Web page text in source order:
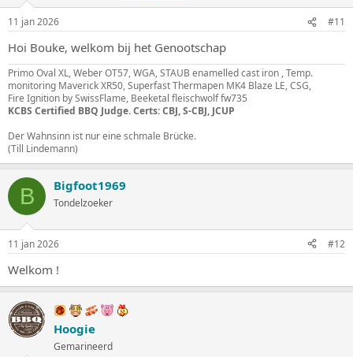
11 jan 2026 #11
Hoi Bouke, welkom bij het Genootschap
Primo Oval XL, Weber OT57, WGA, STAUB enamelled cast iron , Temp.
monitoring Maverick XR50, Superfast Thermapen MK4 Blaze LE, CSG,
Fire Ignition by SwissFlame, Beeketal fleischwolf fw735
KCBS Certified BBQ Judge. Certs: CBJ, S-CBJ, JCUP
Der Wahnsinn ist nur eine schmale Brücke.
(Till Lindemann)
B Bigfoot1969
Tondelzoeker
11 jan 2026 #12
Welkom !
Hoogie
Gemarineerd